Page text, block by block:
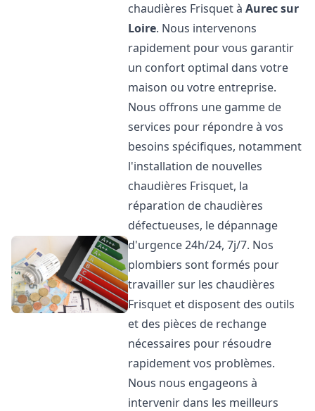
chaudières Frisquet àAurec sur
Loire. Nous intervenons
rapidement pour vous garantir
un confort optimal dans votre
maison ou votre entreprise.
Nous offrons une gamme de
services pour répondre à vos
besoins spécifiques, notamment
l'installation de nouvelles
chaudières Frisquet, la
réparation de chaudières
défectueuses, le dépannage
d'urgence 24h/24, 7j/7. Nos
plombiers sont formés pour
travailler sur les chaudières
Frisquet et disposent des outils
et des pièces de rechange
nécessaires pour résoudre
rapidement vos problèmes.
Nous nous engageons à
intervenir dans les meilleurs